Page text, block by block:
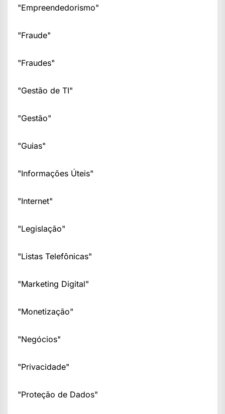
"Empreendedorismo"
"Fraude"
"Fraudes"
"Gestão de TI"
"Gestão"
"Guias"
"Informações Úteis"
"Internet"
"Legislação"
"Listas Telefônicas"
"Marketing Digital"
"Monetização"
"Negócios"
"Privacidade"
"Proteção de Dados"